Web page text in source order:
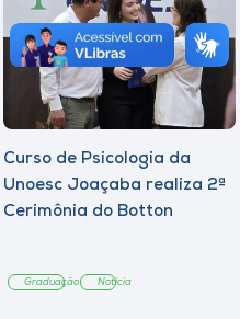
Curso de Psicologia da
Unoesc Joaçaba realiza 2ª
Cerimônia do Botton
Graduação Notícia